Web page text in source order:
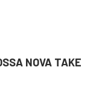
NOVA TAKE